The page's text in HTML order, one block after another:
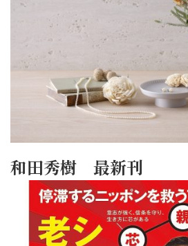
和田秀樹 最新刊